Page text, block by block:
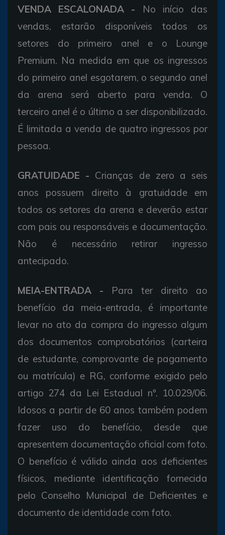
VENDA ESCALONADA - No início das
vendas, estarão disponíveis todos os
setores do primeiro anel e o Lounge
Premium. Na medida em que os ingressos
do primeiro anel esgotarem, o segundo anel
da arena será aberto para venda. O
terceiro anel é o último a ser disponibilizado.
É limitada a venda de quatro ingressos por
pessoa.
GRATUIDADE - Crianças de zero a seis
anos possuem direito à gratuidade em
todos os setores da arena e deverão estar
com pais ou responsáveis e documentação.
Não é necessário retirar ingresso
antecipado.
MEIA-ENTRADA - Para ter direito ao
benefício da meia-entrada, é importante
levar no ato da compra do ingresso algum
dos documentos comprobatórios (carteira
de estudante, comprovante de pagamento
ou matrícula) e RG, conforme exigido pelo
artigo 274 da Lei Estadual nº. 10.029/06.
Idosos a partir de 60 anos também podem
fazer uso do benefício, desde que
apresentem documentação oficial com foto.
O benefício é válido ainda aos deficientes
físicos, mediante identificação fornecida
pelo Conselho Municipal de Deficientes e
documento de identidade com foto.